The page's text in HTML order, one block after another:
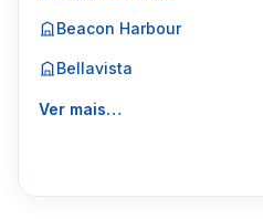
Beacon Harbour
Bellavista
Ver mais…